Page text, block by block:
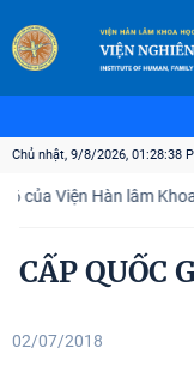
Chủ nhật, 9/8/2026, 01:28:38
Viện Hàn lâm Khoa
CẤP QUỐC
02/07/2018